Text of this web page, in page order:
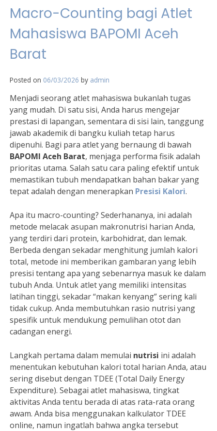
Macro-Counting bagi Atlet
Mahasiswa BAPOMI Aceh
Barat
Posted on 06/03/2026 by admin
Menjadi seorang atlet mahasiswa bukanlah tugas
yang mudah. Di satu sisi, Anda harus mengejar
prestasi di lapangan, sementara di sisi lain, tanggung
jawab akademik di bangku kuliah tetap harus
dipenuhi. Bagi para atlet yang bernaung di bawah
BAPOMI Aceh Barat, menjaga performa fisik adalah
prioritas utama. Salah satu cara paling efektif untuk
memastikan tubuh mendapatkan bahan bakar yang
tepat adalah dengan menerapkan Presisi Kalori.
Apa itu macro-counting? Sederhananya, ini adalah
metode melacak asupan makronutrisi harian Anda,
yang terdiri dari protein, karbohidrat, dan lemak.
Berbeda dengan sekadar menghitung jumlah kalori
total, metode ini memberikan gambaran yang lebih
presisi tentang apa yang sebenarnya masuk ke dalam
tubuh Anda. Untuk atlet yang memiliki intensitas
latihan tinggi, sekadar “makan kenyang” sering kali
tidak cukup. Anda membutuhkan rasio nutrisi yang
spesifik untuk mendukung pemulihan otot dan
cadangan energi.
Langkah pertama dalam memulai nutrisi ini adalah
menentukan kebutuhan kalori total harian Anda, atau
sering disebut dengan TDEE (Total Daily Energy
Expenditure). Sebagai atlet mahasiswa, tingkat
aktivitas Anda tentu berada di atas rata-rata orang
awam. Anda bisa menggunakan kalkulator TDEE
online, namun ingatlah bahwa angka tersebut